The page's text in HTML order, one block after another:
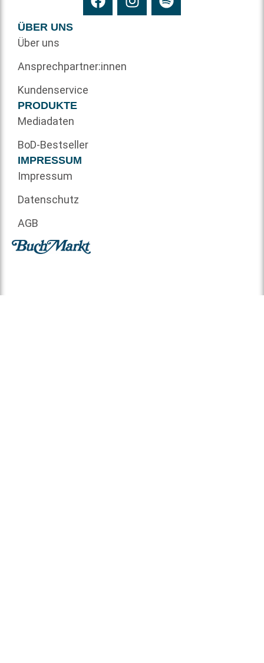
ÜBER UNS
Über uns
Ansprechpartner:innen
Kundenservice
PRODUKTE
Mediadaten
BoD-Bestseller
IMPRESSUM
Impressum
Datenschutz
AGB